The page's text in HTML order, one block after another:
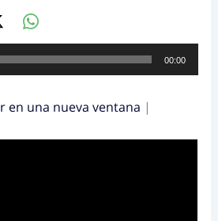
00:00
en una nueva ventana |